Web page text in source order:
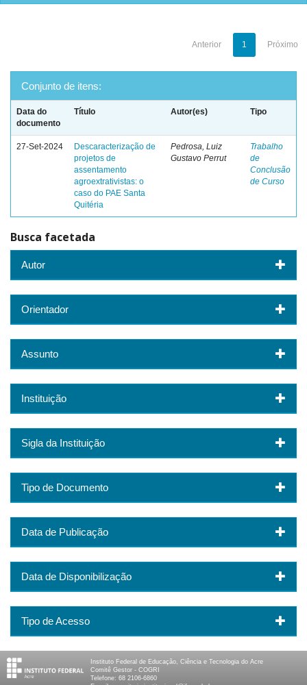
Anterior 1 Próximo
Conjunto de itens:
Data do
documento
Título Autor(es) Tipo
27-Set-2024
Descaracterização de
projetos de
assentamento
agroextrativistas: o
caso do PAE Santa
Quitéria
Pedrosa, Luiz
Gustavo Perrut
Trabalho
de
Conclusão
de Curso
Busca facetada
Autor
Orientador
Assunto
Instituição
Sigla da Instituição
Tipo de Documento
Data de Publicação
Data de Disponibilização
Tipo de Acesso
Instituto Federal de Educação, Ciência e Tecnologia do Acre
Comitê Gestor - COGRI
Telefone: 68 2106-6860